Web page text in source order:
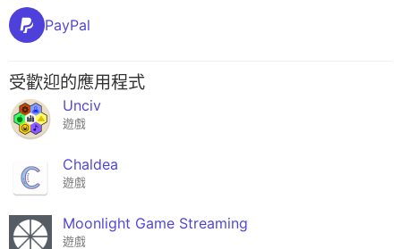
PayPal
受歡迎的應用程式
Unciv
遊戲
Chaldea
遊戲
Moonlight Game Streaming
遊戲